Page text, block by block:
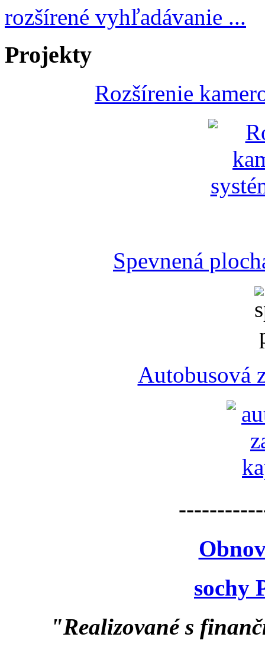
rozšírené vyhľadávanie ...
Projekty
Rozšírenie
Spevnená
Autobusová
sochy
"Realizované s